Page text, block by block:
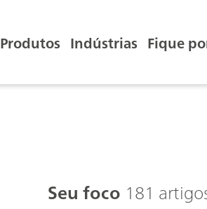
Produtos Indústrias Fique
Seu foco 181